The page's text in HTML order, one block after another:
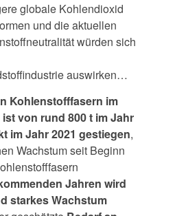
globale Kohlendioxid
und die aktuellen
würden sich
auswirken…
Kohlenstofffasern im
von rund 800 t im Jahr
im Jahr 2021 gestiegen,
Wachstum seit Beginn
Jahren wird
starkes Wachstum